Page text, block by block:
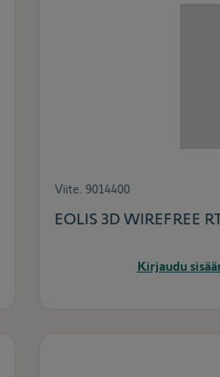
Viite. 9014400
EOLIS 3D WIREFREE
Kirjaudu